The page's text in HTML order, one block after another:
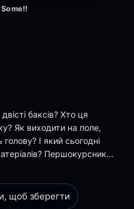
баксів? Хто ця
Як виходити на поле,
І який сьогодні
Першокурсник
щоб зберегти